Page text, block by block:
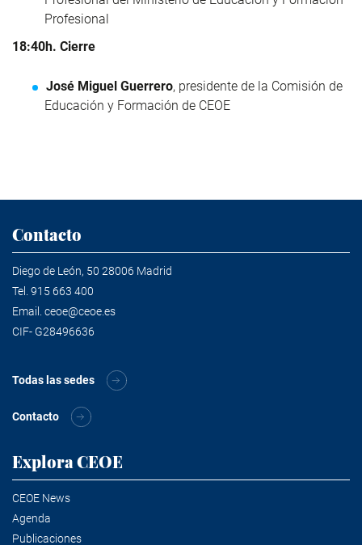
Profesional
18:40h. Cierre
José Miguel Guerrero, presidente de la Comisión de
Educación y Formación de CEOE
Contacto
Diego de León, 50 28006 Madrid
Tel. 915 663 400
Email. ceoe@ceoe.es
CIF- G28496636
Todas las sedes
Contacto
Explora CEOE
CEOE News
Agenda
Publicaciones